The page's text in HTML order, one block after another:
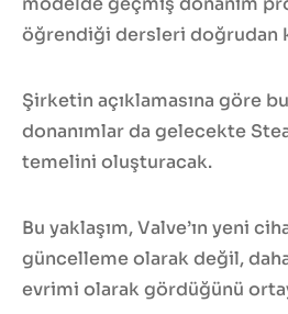
öğrendiği dersleri doğrudan
Şirketin açıklamasına göre
donanımlar da gelecekte
temelini oluşturacak.
Bu yaklaşım, Valve’ın yeni
güncelleme olarak değil,
evrimi olarak gördüğünü